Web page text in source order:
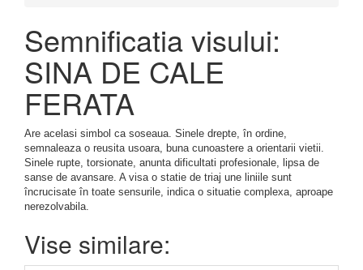
Semnificatia visului:
SINA DE CALE
FERATA
Are acelasi simbol ca soseaua. Sinele drepte, în ordine,
semnaleaza o reusita usoara, buna cunoastere a orientarii vietii.
Sinele rupte, torsionate, anunta dificultati profesionale, lipsa de
sanse de avansare. A visa o statie de triaj une liniile sunt
încrucisate în toate sensurile, indica o situatie complexa, aproape
nerezolvabila.
Vise similare: